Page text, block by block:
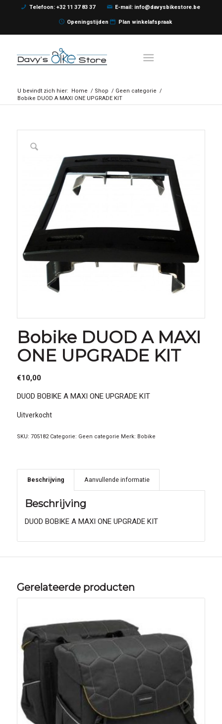
Telefoon: +32 11 37 83 37 E-mail: info@davysbikestore.be
Openingstijden Plan winkelafspraak
U bevindt zich hier: Home / Shop / Geen categorie /
Bobike DUOD A MAXI ONE UPGRADE KIT
Bobike DUOD A MAXI
ONE UPGRADE KIT
€10,00
DUOD BOBIKE A MAXI ONE UPGRADE KIT
Uitverkocht
SKU: 705182 Categorie: Geen categorie Merk: Bobike
Beschrijving Aanvullende informatie
Beschrijving
DUOD BOBIKE A MAXI ONE UPGRADE KIT
Gerelateerde producten